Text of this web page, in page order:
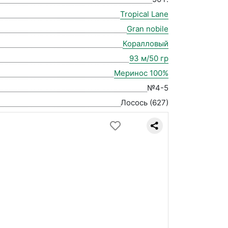
Tropical Lane
Gran nobile
Коралловый
93 м/50 гр
Меринос 100%
№4-5
Лосось (627)